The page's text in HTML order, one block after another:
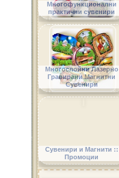
Многофункционални
практични сувенири
Многослойни Лазерно
Гравирани Магнитни
Сувенири
Сувенири и Магнити ::
Промоции